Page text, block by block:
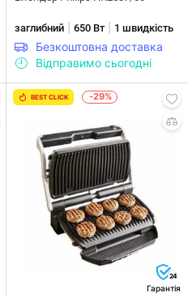
заглибний 650 Вт| 1 швидкість
Безкоштовна доставка
Відправимо сьогодні
BEST CLICK -29%
24
Гарантія